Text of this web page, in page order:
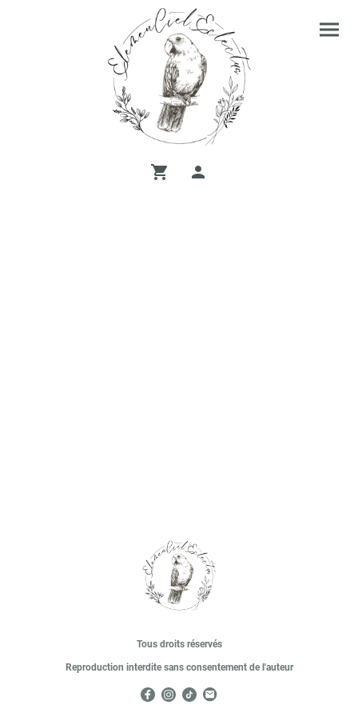
Tous droits réservés
Reproduction interdite sans consentement de l'auteur